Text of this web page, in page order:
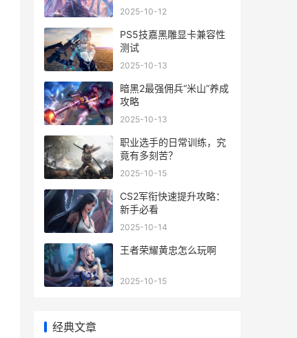
2025-10-12
PS5技嘉黑雕显卡兼容性
测试
2025-10-13
暗黑2最强佣兵“米山”养成
攻略
2025-10-13
职业选手的日常训练，究
竟有多刻苦？
2025-10-15
CS2军衔快速提升攻略：
新手必看
2025-10-14
王者荣耀黄忠怎么玩啊
2025-10-15
经典文章